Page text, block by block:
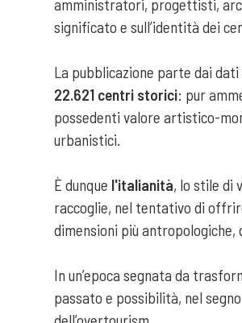
amministratori, progettisti,
significato e sull’identità dei
La pubblicazione parte dai
22.621 centri storici: pur
possedenti valore artistico-
urbanistici.
È dunque l'italianità, lo stile di
raccoglie, nel tentativo di
dimensioni più antropologiche,
In un’epoca segnata da
passato e possibilità, nel